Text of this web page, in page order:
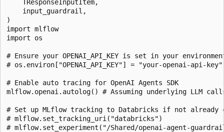
    TResponseInputItem,
    input_guardrail,
)
import mlflow
import os
# Ensure your OPENAI_API_KEY is set in your
# os.environ["OPENAI_API_KEY"] = "your-openai-api-
# Enable auto tracing for OpenAI Agents SDK
mlflow.openai.autolog() # Assuming underlying LLM
# Set up MLflow tracking to Databricks if not already
# mlflow.set_tracking_uri("databricks")
# mlflow.set_experiment("/Shared/openai-agent-